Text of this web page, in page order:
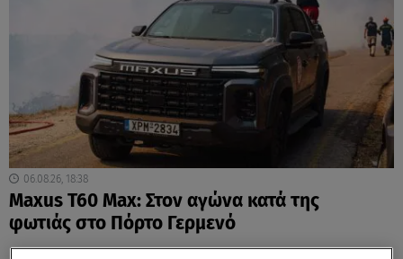
06.08.26, 18:38
Maxus T60 Max: Στον αγώνα κατά της
φωτιάς στο Πόρτο Γερμενό